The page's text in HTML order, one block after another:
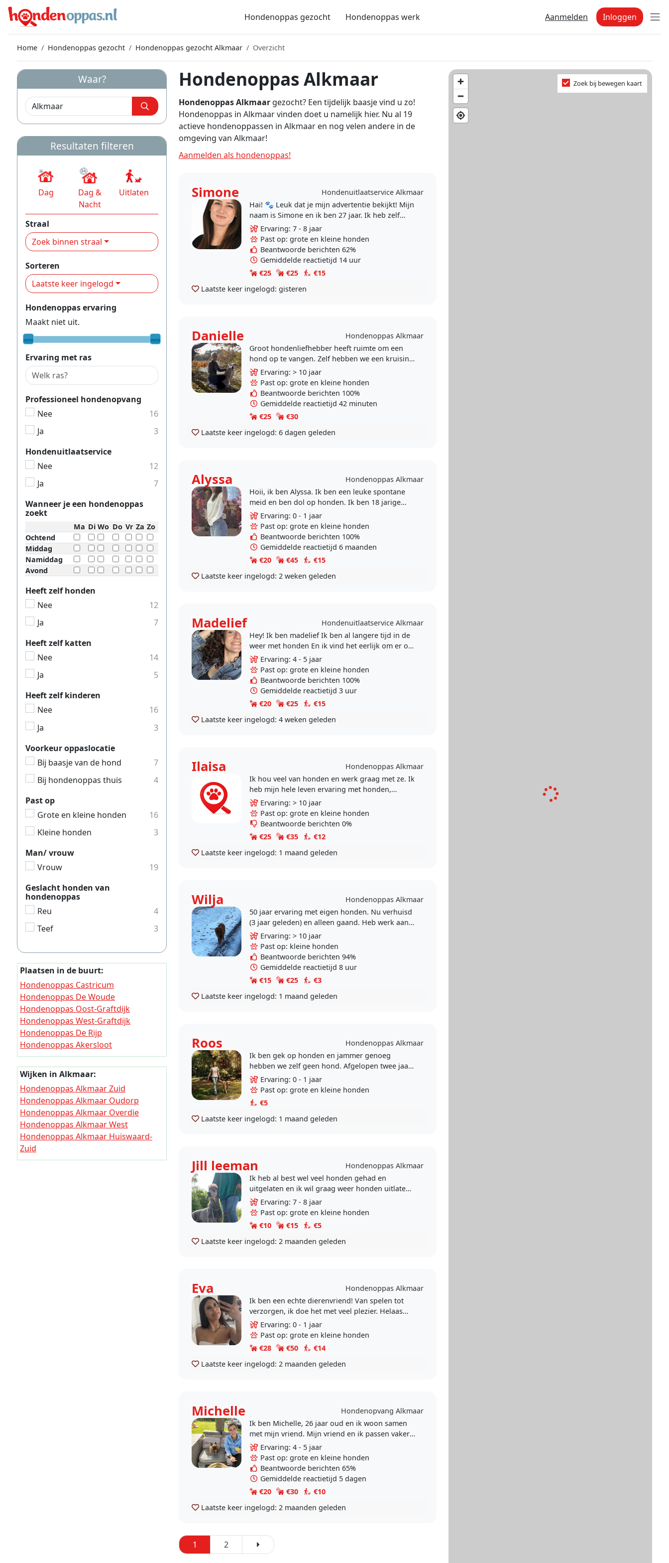
Hondenoppas gezocht Hondenoppas werk Aanmelden Inloggen
Home Hondenoppas gezocht Hondenoppas gezocht Alkmaar Overzicht
Hondenoppas Alkmaar
Hondenoppas Alkmaar gezocht? Een tijdelijk baasje vind u zo!
Hondenoppas in Alkmaar vinden doet u namelijk hier. Nu al 19
actieve hondenoppassen in Alkmaar en nog velen andere in de
omgeving van Alkmaar!
Aanmelden als hondenoppas!
Simone
Hondenuitlaatservice Alkmaar
Hai! 🐾 Leuk dat je mijn advertentie bekijkt! Mijn
naam is Simone en ik ben 27 jaar. Ik heb zelf
twee honden uit het asiel uit Spanje. Mulan,..
Ervaring: 7 - 8 jaar
Past op: grote en kleine honden
Beantwoorde berichten 62%
Gemiddelde reactietijd 14 uur
€25
€25
€15
Laatste keer ingelogd: gisteren
Danielle
Hondenoppas Alkmaar
Groot hondenliefhebber heeft ruimte om een
hond op te vangen. Zelf hebben we een kruising
uit Roemenie, een reu van ongeveer negen jaar
oud. De hond..
Ervaring: > 10 jaar
Past op: grote en kleine honden
Beantwoorde berichten 100%
Gemiddelde reactietijd 42 minuten
€25
€30
Laatste keer ingelogd: 6 dagen geleden
Alyssa
Hondenoppas Alkmaar
Hoii, ik ben Alyssa. Ik ben een leuke spontane
meid en ben dol op honden. Ik ben 18 jarige
HBO student. ik bied dagopvang bij uw thuis
aan. Ook ben..
Ervaring: 0 - 1 jaar
Past op: grote en kleine honden
Beantwoorde berichten 100%
Gemiddelde reactietijd 6 maanden
€20
€45
€15
Laatste keer ingelogd: 2 weken geleden
Madelief
Hondenuitlaatservice Alkmaar
Hey! Ik ben madelief Ik ben al langere tijd in de
weer met honden En ik vind het eerlijk om er op
uit te gaan! Uw hond is daardoor in goede
handen..
Ervaring: 4 - 5 jaar
Past op: grote en kleine honden
Beantwoorde berichten 100%
Gemiddelde reactietijd 3 uur
€20
€25
€15
Laatste keer ingelogd: 4 weken geleden
Ilaisa
Hondenoppas Alkmaar
Ik hou veel van honden en werk graag met ze. Ik
heb mijn hele leven ervaring met honden,
waaronder een teckel, Duitse herder en Jack
Russell, en ben..
Ervaring: > 10 jaar
Past op: grote en kleine honden
Beantwoorde berichten 0%
€25
€35
€12
Laatste keer ingelogd: 1 maand geleden
Wilja
Hondenoppas Alkmaar
50 jaar ervaring met eigen honden. Nu verhuisd
(3 jaar geleden) en alleen gaand. Heb werk aan
huis en kan prima thuis oppassen en uitlaten..
Ervaring: > 10 jaar
Past op: kleine honden
Beantwoorde berichten 94%
Gemiddelde reactietijd 8 uur
€15
€25
€3
Laatste keer ingelogd: 1 maand geleden
Roos
Hondenoppas Alkmaar
Ik ben gek op honden en jammer genoeg
hebben we zelf geen hond. Afgelopen twee jaar
heb ik in het hondenpension van mijn tante
geholpen in de..
Ervaring: 0 - 1 jaar
Past op: grote en kleine honden
€5
Laatste keer ingelogd: 1 maand geleden
Jill leeman
Hondenoppas Alkmaar
Ik heb al best wel veel honden gehad en
uitgelaten en ik wil graag weer honden uitlaten
en op honden oppassen graag wel bij jullie thuis
Ervaring: 7 - 8 jaar
Past op: grote en kleine honden
€10
€15
€5
Laatste keer ingelogd: 2 maanden geleden
Eva
Hondenoppas Alkmaar
Ik ben een echte dierenvriend! Van spelen tot
verzorgen, ik doe het met veel plezier. Helaas
kan ik zelf geen hond hebben en daarom wil ik
graag..
Ervaring: 0 - 1 jaar
Past op: grote en kleine honden
€28
€50
€14
Laatste keer ingelogd: 2 maanden geleden
Michelle
Hondenopvang Alkmaar
Ik ben Michelle, 26 jaar oud en ik woon samen
met mijn vriend. Mijn vriend en ik passen vaker
op honden omdat we dat erg gezellig vinden.
We vinden..
Ervaring: 4 - 5 jaar
Past op: grote en kleine honden
Beantwoorde berichten 65%
Gemiddelde reactietijd 5 dagen
€20
€30
€10
Laatste keer ingelogd: 2 maanden geleden
1 2
Zoek bij bewegen kaart
Waar?
Resultaten filteren
Dag
Dag &
Nacht
Uitlaten
Straal
Zoek binnen straal
Sorteren
Laatste keer ingelogd
Hondenoppas ervaring
Maakt niet uit.
Ervaring met ras
Professioneel hondenopvang
Nee
16
Ja
3
Hondenuitlaatservice
Nee
12
Ja
7
Wanneer je een hondenoppas
zoekt
Ma Di Wo Do Vr Za Zo
Ochtend
Middag
Namiddag
Avond
Heeft zelf honden
Nee
12
Ja
7
Heeft zelf katten
Nee
14
Ja
5
Heeft zelf kinderen
Nee
16
Ja
3
Voorkeur oppaslocatie
Bij baasje van de hond
7
Bij hondenoppas thuis
4
Past op
Grote en kleine honden
16
Kleine honden
3
Man/ vrouw
Vrouw
19
Geslacht honden van
hondenoppas
Reu
4
Teef
3
Plaatsen in de buurt:
Hondenoppas Castricum
Hondenoppas De Woude
Hondenoppas Oost-Graftdijk
Hondenoppas West-Graftdijk
Hondenoppas De Rijp
Hondenoppas Akersloot
Hondenoppas Graft
Hondenoppas Noordeinde (Noord-
Holland)
Hondenoppas Limmen
Hondenoppas Driehuizen (Noord-
Holland)
Wijken in Alkmaar:
Hondenoppas Alkmaar Zuid
Hondenoppas Alkmaar Oudorp
Hondenoppas Alkmaar Overdie
Hondenoppas Alkmaar West
Hondenoppas Alkmaar Huiswaard-
Zuid
Hondenoppas Alkmaar Huiswaard-